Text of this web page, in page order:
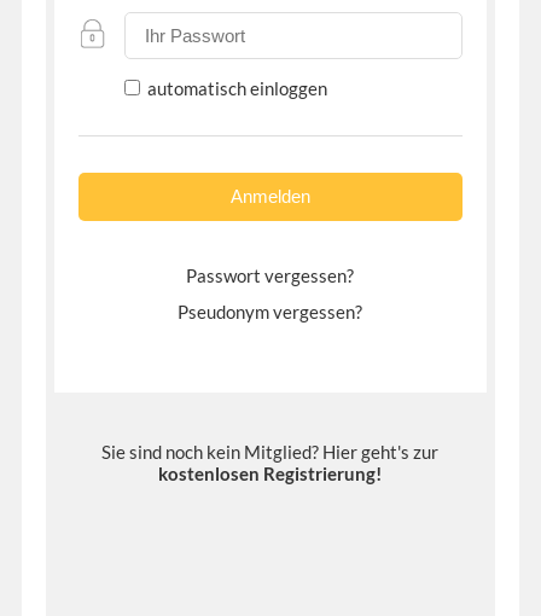
automatisch einloggen
Passwort vergessen?
Pseudonym vergessen?
Sie sind noch kein Mitglied? Hier geht's zur
kostenlosen Registrierung!